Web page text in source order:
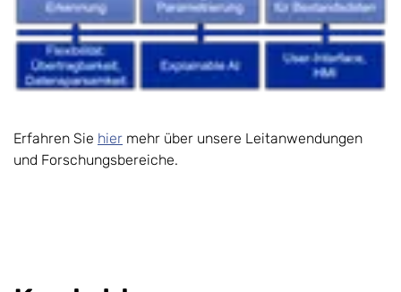
Erfahren Sie hier mehr über unsere Leitanwendungen
und Forschungsbereiche.